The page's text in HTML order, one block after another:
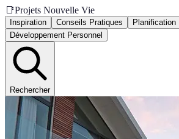
📑Projets Nouvelle Vie
Inspiration Conseils Pratiques Planification
Développement Personnel
Rechercher